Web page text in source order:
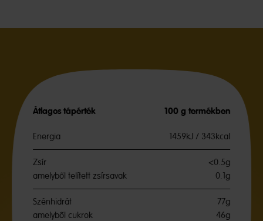
Átlagos tápérték 100 g termékben
Energia 1459kJ / 343kcal
Zsír
<0.5g
amelyből telített zsírsavak
0.1g
Szénhidrát
77g
amelyből cukrok
46g